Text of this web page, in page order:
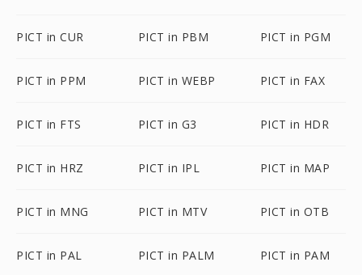
PICT in CUR PICT in PBM PICT in PGM
PICT in PPM PICT in WEBP PICT in FAX
PICT in FTS PICT in G3 PICT in HDR
PICT in HRZ PICT in IPL PICT in MAP
PICT in MNG PICT in MTV PICT in OTB
PICT in PAL PICT in PALM PICT in PAM